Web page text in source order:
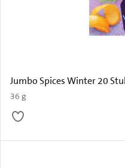
Jumbo Spices Winter 20
36 g